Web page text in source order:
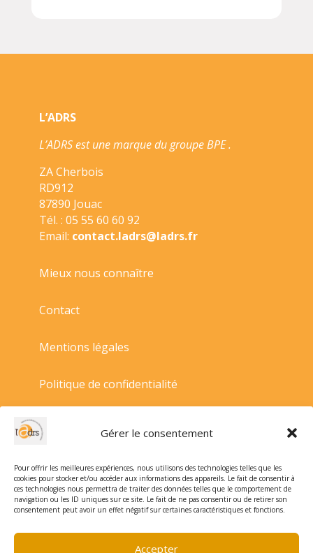
Gérer le consentement
Pour offrir les meilleures expériences, nous utilisons des technologies telles que les
cookies pour stocker et/ou accéder aux informations des appareils. Le fait de consentir à
ces technologies nous permettra de traiter des données telles que le comportement de
navigation ou les ID uniques sur ce site. Le fait de ne pas consentir ou de retirer son
consentement peut avoir un effet négatif sur certaines caractéristiques et fonctions.
Accepter
L’ADRS
L’ADRS est une marque du groupe BPE .
ZA Cherbois
RD912
87890 Jouac
Tél. : 05 55 60 60 92
Email: contact.ladrs@ladrs.fr
Mieux nous connaître
Contact
Mentions légales
Politique de confidentialité
Politique de cookies